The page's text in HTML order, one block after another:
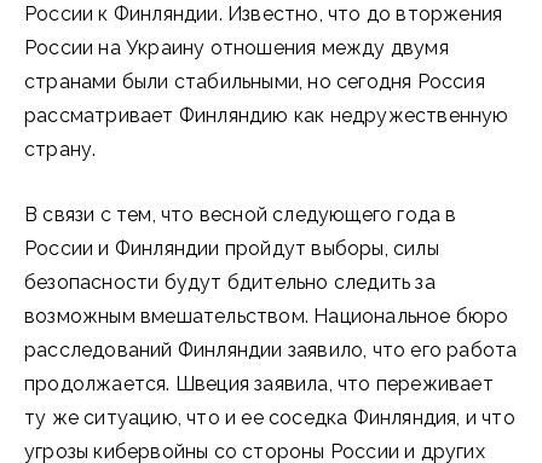
России к Финляндии. Известно, что до вторжения
России на Украину отношения между двумя
странами были стабильными, но сегодня Россия
рассматривает Финляндию как недружественную
страну.
В связи с тем, что весной следующего года в
России и Финляндии пройдут выборы, силы
безопасности будут бдительно следить за
возможным вмешательством. Национальное бюро
расследований Финляндии заявило, что его работа
продолжается. Швеция заявила, что переживает
ту же ситуацию, что и ее соседка Финляндия, и что
угрозы кибервойны со стороны России и других